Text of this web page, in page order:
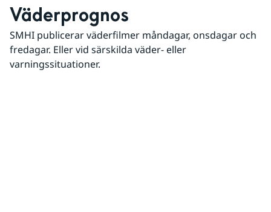
Väderprognos
SMHI publicerar väderfilmer måndagar, onsdagar och
fredagar. Eller vid särskilda väder- eller
varningssituationer.